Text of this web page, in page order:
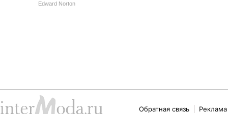
Edward Norton
Обратная связь